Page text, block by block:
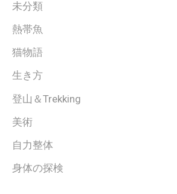
未分類
熱帯魚
猫物語
生き方
登山＆Trekking
美術
自力整体
身体の探検